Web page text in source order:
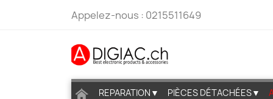
Appelez-nous : 0215511649
REPARATION▼ PIÈCES DÉTACHÉES▼